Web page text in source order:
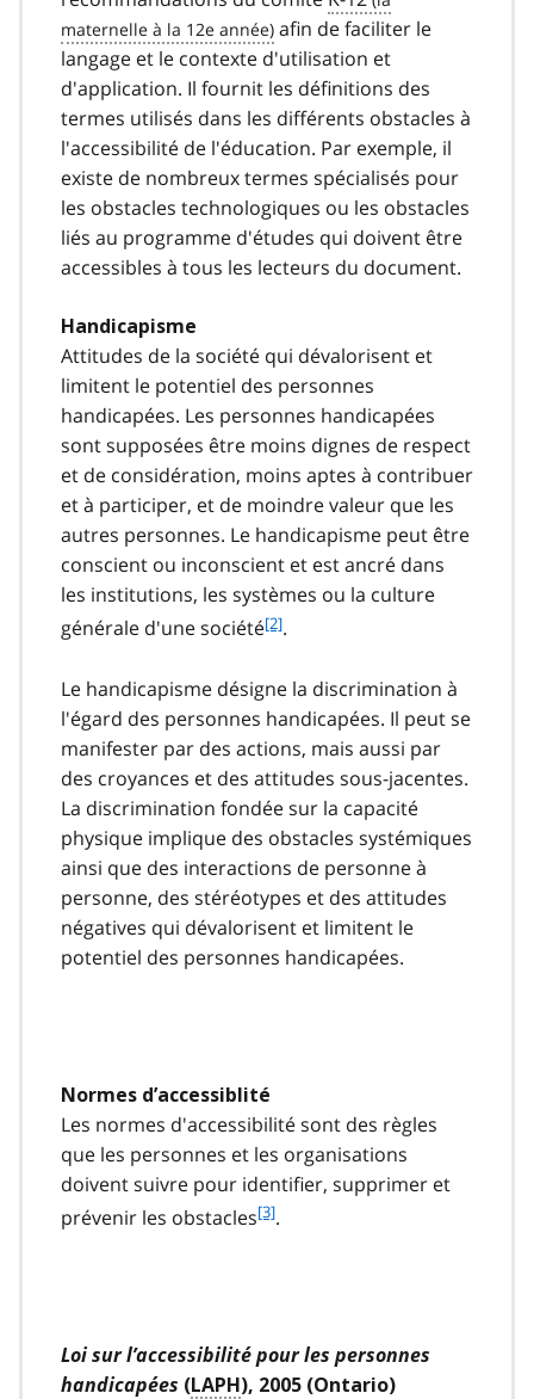
afin de faciliter le
langage et le contexte d'utilisation et
d'application. Il fournit les définitions des
termes utilisés dans les différents obstacles à
l'accessibilité de l'éducation. Par exemple, il
existe de nombreux termes spécialisés pour
les obstacles technologiques ou les obstacles
liés au programme d'études qui doivent être
accessibles à tous les lecteurs du document.
Handicapisme
Attitudes de la société qui dévalorisent et
limitent le potentiel des personnes
handicapées. Les personnes handicapées
sont supposées être moins dignes de respect
et de considération, moins aptes à contribuer
et à participer, et de moindre valeur que les
autres personnes. Le handicapisme peut être
conscient ou inconscient et est ancré dans
les institutions, les systèmes ou la culture
générale d'une sociétéf
t
n
o
t
e
2
[2].
Le handicapisme désigne la discrimination à
l'égard des personnes handicapées. Il peut se
manifester par des actions, mais aussi par
des croyances et des attitudes sous-jacentes.
La discrimination fondée sur la capacité
physique implique des obstacles systémiques
ainsi que des interactions de personne à
personne, des stéréotypes et des attitudes
négatives qui dévalorisent et limitent le
potentiel des personnes handicapées.
Normes d’accessiblité
Les normes d'accessibilité sont des règles
que les personnes et les organisations
doivent suivre pour identifier, supprimer et
prévenir les obstaclesf
t
e
[3].
Loi sur l’accessibilité pour les personnes
handicapées (LAPH), 2005 (Ontario)